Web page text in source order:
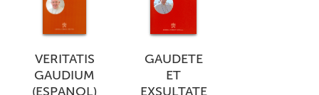
VERITATIS
GAUDIUM
(ESPANOL)
GAUDETE
ET
EXSULTATE